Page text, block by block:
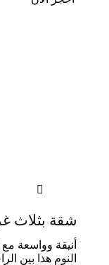

شقة بثلاث
أﻧﻴﻘﺔ وواﺳﻌﺔ
اﻟﻨﻮم ﻫﺬا ﺑﻴﻦ